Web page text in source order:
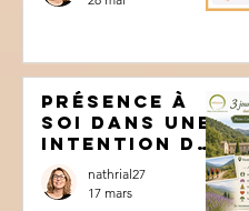
Présence à
soi dans une
intention de
se
ressourcer
nathrial27
17 mars